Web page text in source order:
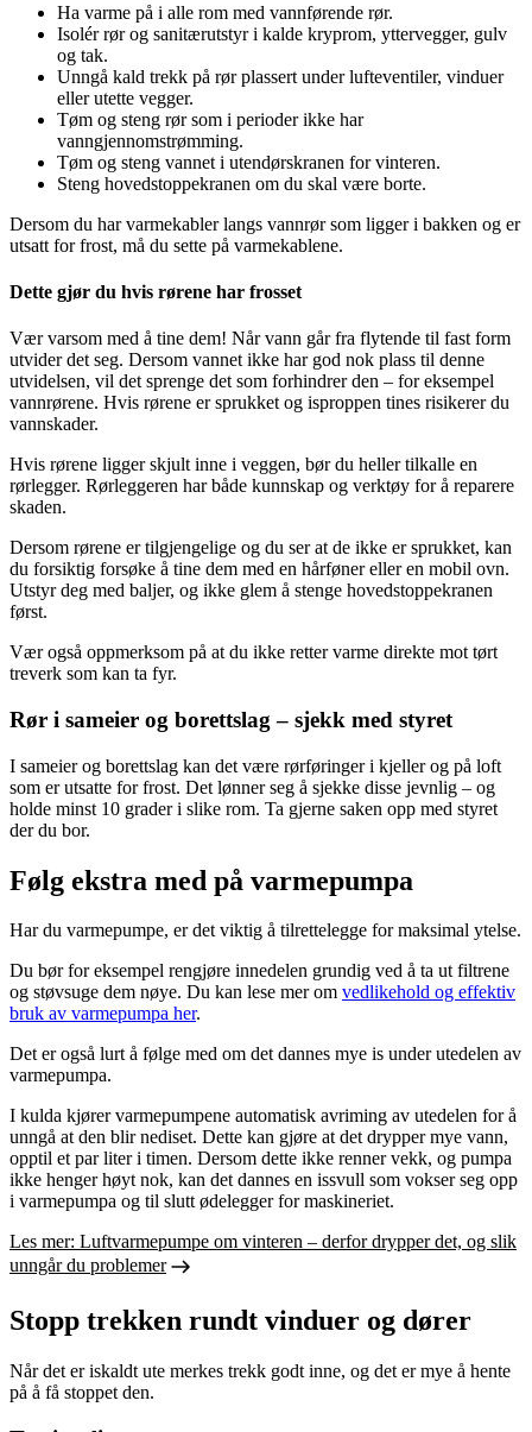
Ha varme på i alle rom med vannførende rør.
Isolér rør og sanitærutstyr i kalde kryprom, yttervegger, gulv
og tak.
Unngå kald trekk på rør plassert under lufteventiler, vinduer
eller utette vegger.
Tøm og steng rør som i perioder ikke har
vanngjennomstrømming.
Tøm og steng vannet i utendørskranen for vinteren.
Steng hovedstoppekranen om du skal være borte.
Dersom du har varmekabler langs vannrør som ligger i bakken og er
utsatt for frost, må du sette på varmekablene.
Dette gjør du hvis rørene har frosset
Vær varsom med å tine dem! Når vann går fra flytende til fast form
utvider det seg. Dersom vannet ikke har god nok plass til denne
utvidelsen, vil det sprenge det som forhindrer den – for eksempel
vannrørene. Hvis rørene er sprukket og isproppen tines risikerer du
vannskader.
Hvis rørene ligger skjult inne i veggen, bør du heller tilkalle en
rørlegger. Rørleggeren har både kunnskap og verktøy for å reparere
skaden.
Dersom rørene er tilgjengelige og du ser at de ikke er sprukket, kan
du forsiktig forsøke å tine dem med en hårføner eller en mobil ovn.
Utstyr deg med baljer, og ikke glem å stenge hovedstoppekranen
først.
Vær også oppmerksom på at du ikke retter varme direkte mot tørt
treverk som kan ta fyr.
Rør i sameier og borettslag – sjekk med styret
I sameier og borettslag kan det være rørføringer i kjeller og på loft
som er utsatte for frost. Det lønner seg å sjekke disse jevnlig – og
holde minst 10 grader i slike rom. Ta gjerne saken opp med styret
der du bor.
Følg ekstra med på varmepumpa
Har du varmepumpe, er det viktig å tilrettelegge for maksimal ytelse.
Du bør for eksempel rengjøre innedelen grundig ved å ta ut filtrene
og støvsuge dem nøye. Du kan lese mer om vedlikehold og effektiv
bruk av varmepumpa her.
Det er også lurt å følge med om det dannes mye is under utedelen av
varmepumpa.
I kulda kjører varmepumpene automatisk avriming av utedelen for å
unngå at den blir nediset. Dette kan gjøre at det drypper mye vann,
opptil et par liter i timen. Dersom dette ikke renner vekk, og pumpa
ikke henger høyt nok, kan det dannes en issvull som vokser seg opp
i varmepumpa og til slutt ødelegger for maskineriet.
Les mer: Luftvarmepumpe om vinteren – derfor drypper det, og slik
unngår du problemer
Stopp trekken rundt vinduer og dører
Når det er iskaldt ute merkes trekk godt inne, og det er mye å hente
på å få stoppet den.